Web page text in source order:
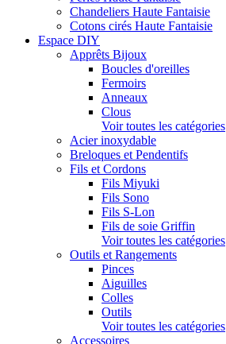
Chandeliers Haute Fantaisie
Cotons cirés Haute Fantaisie
Espace DIY
Apprêts Bijoux
Boucles d'oreilles
Fermoirs
Anneaux
Clous
Voir toutes les catégories
Acier inoxydable
Breloques et Pendentifs
Fils et Cordons
Fils Miyuki
Fils Sono
Fils S-Lon
Fils de soie Griffin
Voir toutes les catégories
Outils et Rangements
Pinces
Aiguilles
Colles
Outils
Voir toutes les catégories
Accessoires